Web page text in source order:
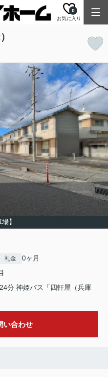
お気に入り
0
】
礼金 0ヶ月
分 神姫バス「四軒屋（兵庫
い合わせ